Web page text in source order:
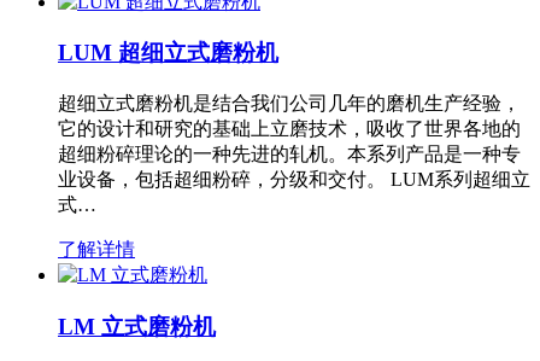
LUM 超细立式磨粉机
超细立式磨粉机是结合我们公司几年的磨机生产经验，
它的设计和研究的基础上立磨技术，吸收了世界各地的
超细粉碎理论的一种先进的轧机。本系列产品是一种专
业设备，包括超细粉碎，分级和交付。 LUM系列超细立
式…
了解详情
LM 立式磨粉机